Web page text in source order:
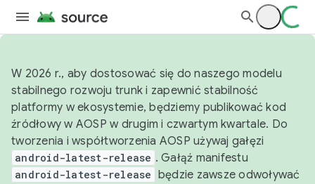
W 2026 r., aby dostosować się do naszego modelu
stabilnego rozwoju trunk i zapewnić stabilność
platformy w ekosystemie, będziemy publikować kod
źródłowy w AOSP w drugim i czwartym kwartale. Do
tworzenia i współtworzenia AOSP używaj gałęzi
android-latest-release . Gałąź manifestu
android-latest-release będzie zawsze odwoływać